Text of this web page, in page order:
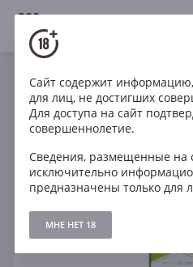
18+
Сайт содержит
для лиц, не достигших
Для доступа на сайт
совершеннолетие.
Сведения, размещенные на
исключительно
предназначены только для
МНЕ НЕТ 18